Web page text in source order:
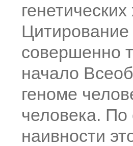
Цитирование
совершенно
начало
геноме
человека. По
наивности